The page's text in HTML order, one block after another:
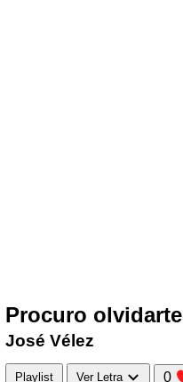
Procuro olvidarte
José Vélez
Playlist Ver Letra 0